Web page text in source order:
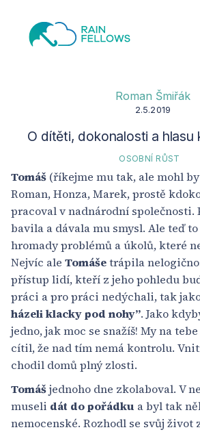
Roman Šmiřák
2.5.2019
O dítěti, dokonalosti a hlasu
OSOBNÍ RŮST
Tomáš (říkejme mu tak, ale mohl
Roman, Honza, Marek, prostě
pracoval v nadnárodní společnosti.
bavila a dávala mu smysl. Ale teď
hromady problémů a úkolů, které
Nejvíc ale Tomášetrápila
přístup lidí, kteří z jeho pohledu
práci a pro práci nedýchali, tak
házeli klacky pod nohy”. Jako
jedno, jak moc se snažíš! My na
cítil, že nad tím nemá kontrolu.
chodil domů plný zlosti.
Tomášjednoho dne zkolaboval. V
museli dát do pořádku a byl tak
nemocenské. Rozhodl se svůj život